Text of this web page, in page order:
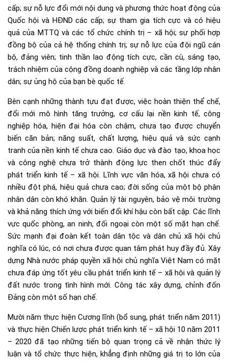
cấp; sự nỗ lực đổi mới nội dung và phương thức hoạt động của
Quốc hội và HĐND các cấp; sự tham gia tích cực và có hiệu
quả của MTTQ và các tổ chức chính trị – xã hội; sự phối hợp
đồng bộ của cả hệ thống chính trị; sự nỗ lực của đội ngũ cán
bộ, đảng viên; tinh thần lao động tích cực, cần cù, sáng tạo,
trách nhiệm của cộng đồng doanh nghiệp và các tầng lớp nhân
dân; sự ủng hộ của bạn bè quốc tế.
Bên cạnh những thành tựu đạt được, việc hoàn thiện thể chế,
đổi mới mô hình tăng trưởng, cơ cấu lại nền kinh tế, công
nghiệp hóa, hiện đại hóa còn chậm, chưa tạo được chuyển
biến căn bản; năng suất, chất lượng, hiệu quả và sức cạnh
tranh của nền kinh tế chưa cao. Giáo dục và đào tạo, khoa học
và công nghệ chưa trở thành động lực then chốt thúc đẩy
phát triển kinh tế – xã hội. Lĩnh vực văn hóa, xã hội chưa có
nhiều đột phá, hiệu quả chưa cao; đời sống của một bộ phận
nhân dân còn khó khăn. Quản lý tài nguyên, bảo vệ môi trường
và khả năng thích ứng với biến đổi khí hậu còn bất cập. Các lĩnh
vực quốc phòng, an ninh, đối ngoại còn một số mặt hạn chế.
Sức mạnh đại đoàn kết toàn dân tộc và dân chủ xã hội chủ
nghĩa có lúc, có nơi chưa được quan tâm phát huy đầy đủ. Xây
dựng Nhà nước pháp quyền xã hội chủ nghĩa Việt Nam có mặt
chưa đáp ứng tốt yêu cầu phát triển kinh tế – xã hội và quản lý
đất nước trong tình hình mới. Công tác xây dựng, chỉnh đốn
Đảng còn một số hạn chế.
Mười năm thực hiện Cương lĩnh (bổ sung, phát triển năm 2011)
và thực hiện Chiến lược phát triển kinh tế – xã hội 10 năm 2011
– 2020 đã tạo những tiến bộ quan trọng cả về nhận thức lý
luận và tổ chức thực hiện, khẳng định những giá trị to lớn của